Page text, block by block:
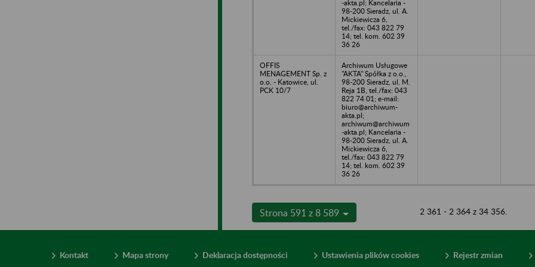
-akta.pl; Kancelaria -
98-200 Sieradz, ul. A.
Mickiewicza 6,
tel./fax: 043 822 79
14; tel. kom. 602 39
36 26
OFFIS
MENAGEMENT Sp. z
o.o. - Katowice, ul.
PCK 10/7
Archiwum Usługowe
"AKTA" Spółka z o.o.,
98-200 Sieradz, ul. M.
Reja 1B, tel./fax: 043
822 74 01; e-mail:
biuro@archiwum-
akta.pl;
archiwum@archiwum
-akta.pl; Kancelaria -
98-200 Sieradz, ul. A.
Mickiewicza 6,
tel./fax: 043 822 79
14; tel. kom. 602 39
36 26
Strona 591 z 8 589 2 361 - 2 364 z 34 356.
Kontakt Mapa strony Deklaracja dostępności Ustawienia plików cookies Rejestr zmian